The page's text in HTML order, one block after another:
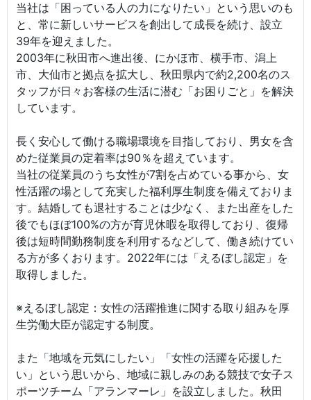
当社は「困っている人の力になりたい」という思いのも
と、常に新しいサービスを創出して成長を続け、設立
39年を迎えました。
2003年に秋田市へ進出後、にかほ市、横手市、潟上
市、大仙市と拠点を拡大し、秋田県内で約2,200名のス
タッフが日々お客様の生活に潜む「お困りごと」を解決
しています。
長く安心して働ける職場環境を目指しており、男女を含
めた従業員の定着率は90％を超えています。
当社の従業員のうち女性が7割を占めている事から、女
性活躍の場として充実した福利厚生制度を備えておりま
す。結婚しても退社することは少なく、また出産をした
後でもほぼ100%の方が育児休暇を取得しており、復帰
後は短時間勤務制度を利用するなどして、働き続けてい
る方が多くおります。2022年には「えるぼし認定」を
取得しました。
※えるぼし認定：女性の活躍推進に関する取り組みを厚
生労働大臣が認定する制度。
また「地域を元気にしたい」「女性の活躍を応援した
い」という思いから、地域に親しみのある競技で女子ス
ポーツチーム「アランマーレ」を設立しました。秋田